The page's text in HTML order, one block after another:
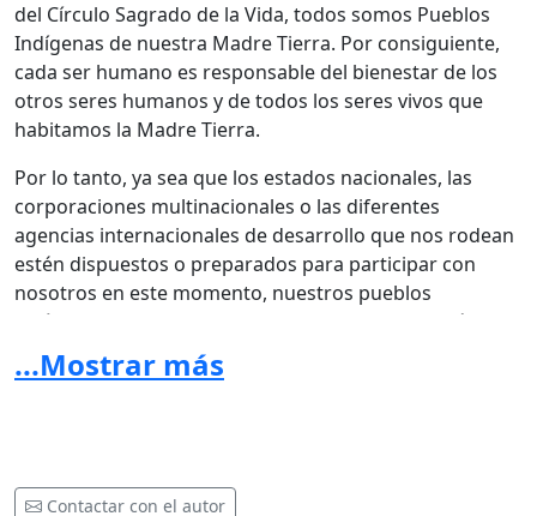
del Círculo Sagrado de la Vida, todos somos Pueblos
Indígenas de nuestra Madre Tierra. Por consiguiente,
cada ser humano es responsable del bienestar de los
otros seres humanos y de todos los seres vivos que
habitamos la Madre Tierra.
Por lo tanto, ya sea que los estados nacionales, las
corporaciones multinacionales o las diferentes
agencias internacionales de desarrollo que nos rodean
estén dispuestos o preparados para participar con
nosotros en este momento, nuestros pueblos
Indígenas y sus aliados en la Familia Humana están
avanzando con dinamismo en la reconstrucción y
reunificación de las Américas y el Mundo. Nuestras
espiritualmente duradera:
...Mostrar más
Contactar con el autor